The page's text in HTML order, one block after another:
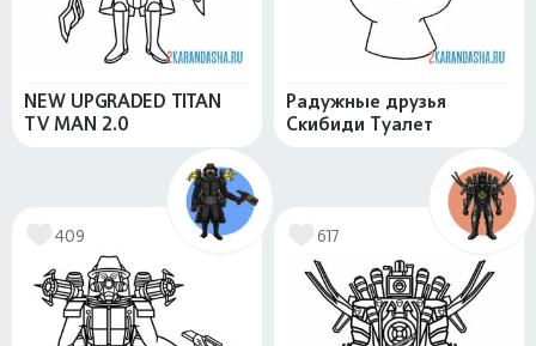
NEW UPGRADED TITAN
TV MAN 2.0
Радужные друзья
Скибиди Туалет
409 617